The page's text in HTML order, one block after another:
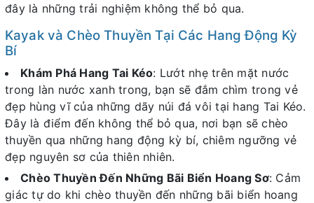
đây là những trải nghiệm không thể bỏ qua.
Kayak và Chèo Thuyền Tại Các Hang Động Kỳ
Bí
Khám Phá Hang Tai Kéo: Lướt nhẹ trên mặt nước
trong làn nước xanh trong, bạn sẽ đắm chìm trong vẻ
đẹp hùng vĩ của những dãy núi đá vôi tại hang Tai Kéo.
Đây là điểm đến không thể bỏ qua, nơi bạn sẽ chèo
thuyền qua những hang động kỳ bí, chiêm ngưỡng vẻ
đẹp nguyên sơ của thiên nhiên.
Chèo Thuyền Đến Những Bãi Biển Hoang Sơ: Cảm
giác tự do khi chèo thuyền đến những bãi biển hoang